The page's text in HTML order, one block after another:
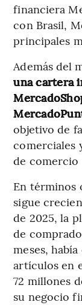
financiera
con Brasil,
principales
Además del
una cartera
objetivo de
comerciales
de comercio
En términos
sigue
de 2025, la
de
meses,
artículos en
72 millones
su negocio